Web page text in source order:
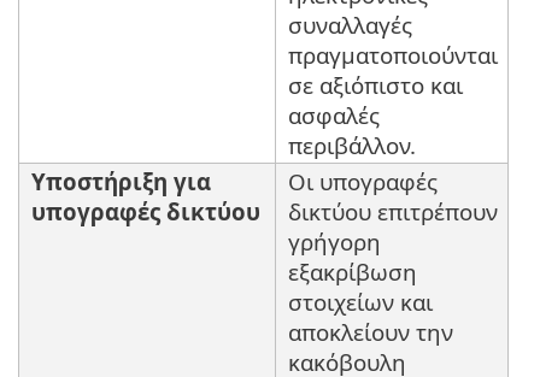
συναλλαγές
πραγματοποιούνται
σε αξιόπιστο και
ασφαλές
περιβάλλον.
Υποστήριξη για
υπογραφές δικτύου
Οι υπογραφές
δικτύου επιτρέπουν
γρήγορη
εξακρίβωση
στοιχείων και
αποκλείουν την
κακόβουλη